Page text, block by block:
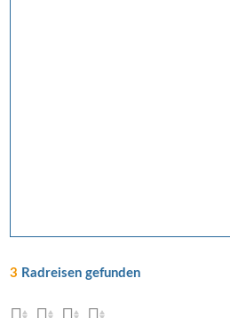
3 Radreisen gefunden